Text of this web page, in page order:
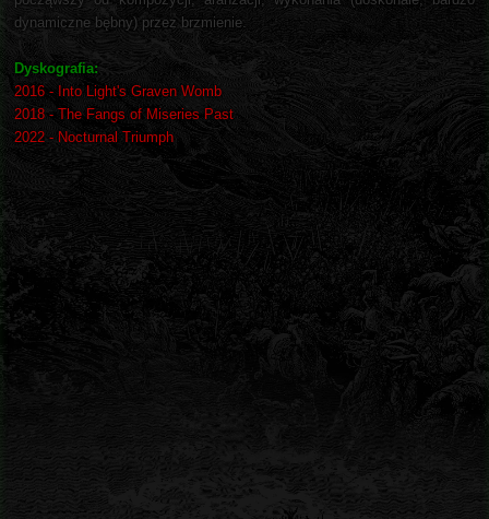
dynamiczne bębny) przez brzmienie.
Dyskografia:
2016 - Into Light's Graven Womb
2018 - The Fangs of Miseries Past
2022 - Nocturnal Triumph